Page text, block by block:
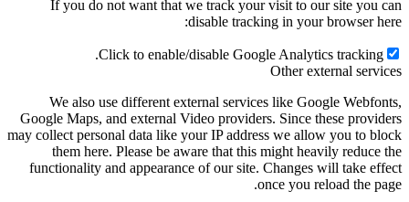
If you do not want that we track your visit to our site you can
disable tracking in your browser here:
Click to enable/disable Google Analytics tracking.
Other external services
We also use different external services like Google Webfonts,
Google Maps, and external Video providers. Since these providers
may collect personal data like your IP address we allow you to block
them here. Please be aware that this might heavily reduce the
functionality and appearance of our site. Changes will take effect
once you reload the page.